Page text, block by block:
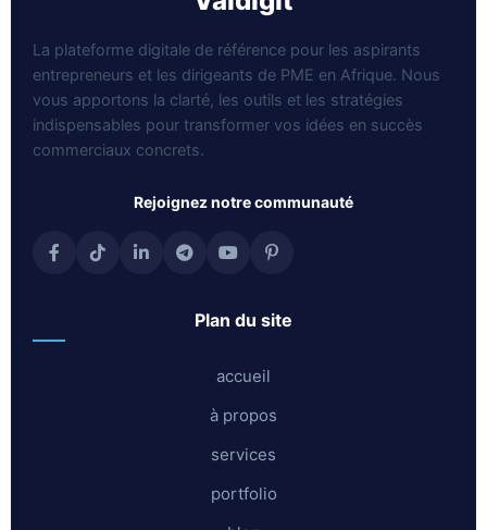
La plateforme digitale de référence pour les aspirants
entrepreneurs et les dirigeants de PME en Afrique. Nous
vous apportons la clarté, les outils et les stratégies
indispensables pour transformer vos idées en succès
commerciaux concrets.
rejoignez notre communauté
plan du site
accueil
à propos
services
portfolio